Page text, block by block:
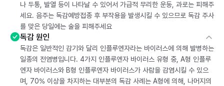
나 두통, 발열 등이 나타날 수 있어서 가급적 무리한 운동, 과로는 피해주
세요. 음주는 독감예방접종 후 부작용을 발생시킬 수 있으므로 독감 주사
를 맞은 당일에는 술을 피해주세요
독감 원인
독감은 일반적인 감기와 달리 인플루엔자라는 바이러스에 의해 발병하는
일종의 전염병입니다. 4가지 인플루엔자 바이러스 유형 중, A형 인플루
엔자 바이러스와 B형 인플루엔자 바이러스가 사람을 감염시킬 수 있으
며, 70% 이상을 차지하는 대부분의 독감 사례는 A형에 의해, 나머지의